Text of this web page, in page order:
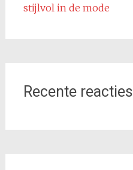
stijlvol in de mode
Recente reacties